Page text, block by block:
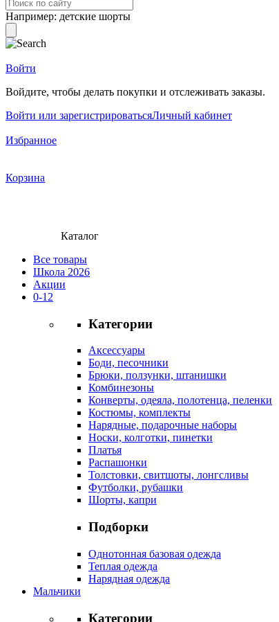
Например: детские шорты
Войти
Войдите, чтобы делать покупки и отслеживать заказы.
Войти или зарегистрироватьсяЛичный кабинет
Избранное
Корзина
Каталог
Все товары
Школа 2026
Акции
0-12
Категории
Аксессуары
Боди, песочники
Брюки, ползунки, штанишки
Комбинезоны
Конверты, одеяла, полотенца, пеленки
Костюмы, комплекты
Нарядные, подарочные наборы
Носки, колготки, пинетки
Платья
Распашонки
Толстовки, свитшоты, лонгсливы
Футболки, рубашки
Шорты, капри
Подборки
Однотонная базовая одежда
Теплая одежда
Нарядная одежда
Мальчики
Категории